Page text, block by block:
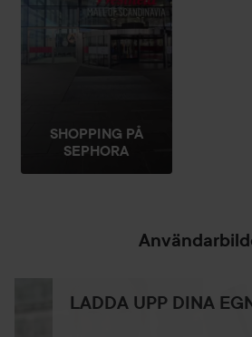
SHOPPING PÅ
SEPHORA
LADDA UPP DINA